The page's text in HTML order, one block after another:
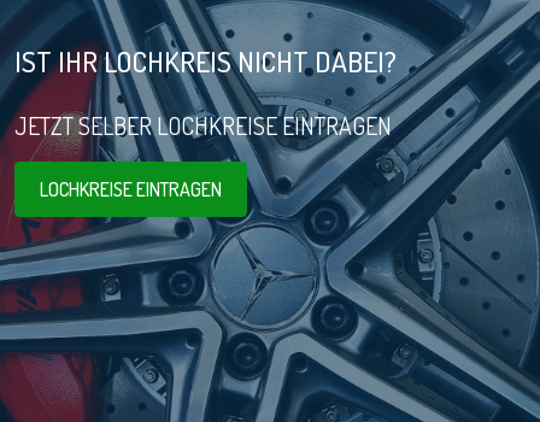
IST IHR LOCHKREIS NICHT DABEI?
JETZT SELBER LOCHKREISE EINTRAGEN
LOCHKREISE EINTRAGEN